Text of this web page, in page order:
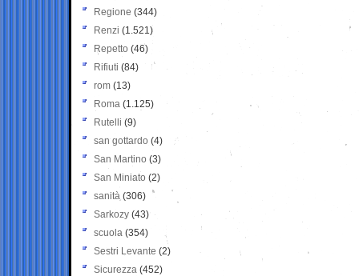
Regione (344)
Renzi (1.521)
Repetto (46)
Rifiuti (84)
rom (13)
Roma (1.125)
Rutelli (9)
san gottardo (4)
San Martino (3)
San Miniato (2)
sanità (306)
Sarkozy (43)
scuola (354)
Sestri Levante (2)
Sicurezza (452)